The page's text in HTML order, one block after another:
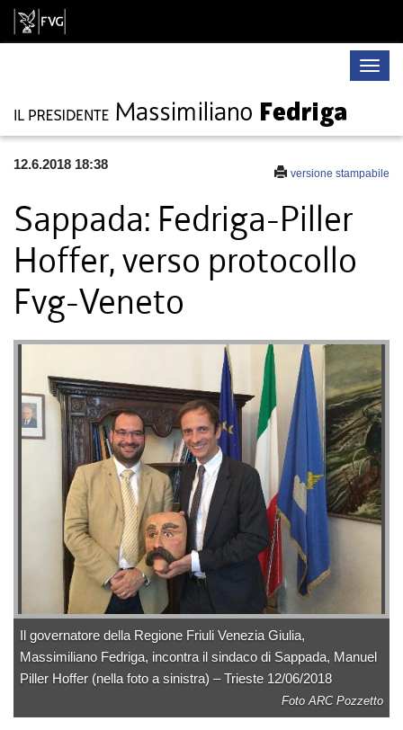
Toggle
versione stampabile
12.6.2018 18:38
Sappada: Fedriga-Piller
Hoffer, verso protocollo
Fvg-Veneto
Il governatore della Regione Friuli Venezia Giulia,
Massimiliano Fedriga, incontra il sindaco di Sappada, Manuel
Piller Hoffer (nella foto a sinistra) – Trieste 12/06/2018
Foto ARC Pozzetto